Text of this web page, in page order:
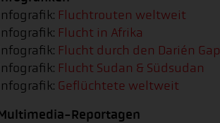
Fluchtrouten weltweit
Flucht in Afrika
Flucht durch den Darién Gap
Flucht Sudan & Südsudan
Geflüchtete weltweit
Reportagen